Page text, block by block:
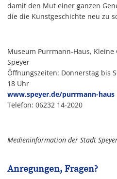
damit den Mut einer ganzen
die die Kunstgeschichte neu zu
Museum Purrmann-Haus, Kleine
Speyer
Öffnungszeiten: Donnerstag bis
18 Uhr
www.speyer.de/purrmann-haus
Telefon: 06232 14-2020
Medieninformation der Stadt
Anregungen, Fragen?